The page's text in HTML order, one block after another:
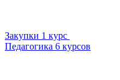
Закупки 1 курс
Педагогика 6 курсов